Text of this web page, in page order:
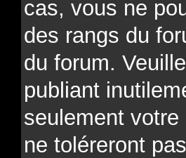
cas, vous ne
des rangs du
du forum.
publiant
seulement
ne toléreront